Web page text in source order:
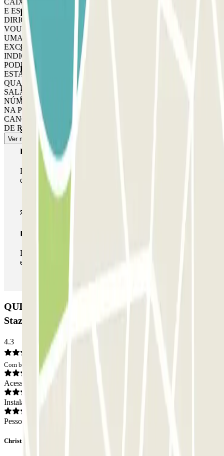
CAIXA AUTOMÁTICA NO NÍVEL -1 (ÁREA DO ELEVADOR
E ESCADAS) PARA PAGAR A DIFERENÇA ANTES DE SE
DIRIGIR PARA AS CANCELAS DE SAÍDA. ESTE
VOUCHER É VÁLIDO APENAS PARA UMA ENTRADA E
UMA SAÍDA DO ESTACIONAMENTO E PODE SER USADO
EXCLUSIVAMENTE NAS DATAS E HORÁRIOS
INDICADOS NO VOUCHER DE RESERVA. O PESSOAL
PODE NÃO ESTAR FISICAMENTE PRESENTE NO
ESTACIONAMENTO. EM CASO DE NECESSIDADE OU
QUALQUER PROBLEMA, CONTATE UM OPERADOR DA
SALA DE CONTROLE, DISPONÍVEL 24H POR DIA, PELO
NÚMERO: +3908119130139. SE NÃO HOUVER RESPOSTA
NA PRIMEIRA TENTATIVA, LIGUE NOVAMENTE.
CANCELAMENTO: CONSULTE AS CONDIÇÕES ANEXAS
DE REEMBOLSO E CANCELAMENTO.
Ver mais
Produtos Parclick
Passe simples
Durante a sua estadia, só poderá entrar e sair do parque de
estacionamento uma vez.
Passe multiestacionamento
Durante a sua estadia, pode utilizar toda a rede de parques
de estacionamento deste operador disponível em Parclick.
Passe ilimitado
Durante a sua estadia, pode entrar e sair do parque de
estacionamento as vezes que quiser.
QUICK Parking Napoli - Piazza Nazionale -
Stazione Centrale: Opiniões
4.3
Com base em 155 opiniões
Acesso
Instalações
Pessoal
Christian